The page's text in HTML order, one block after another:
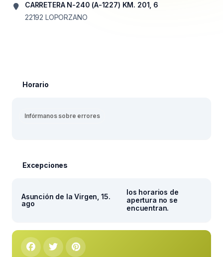
CARRETERA N-240 (A-1227) KM. 201, 6
22192 LOPORZANO
Horario
Infórmanos sobre errores
Excepciones
Asunción de la Virgen, 15.
ago
los horarios de
apertura no se
encuentran.